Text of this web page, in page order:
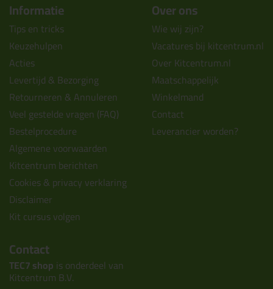
Informatie
Tips en tricks
Keuzehulpen
Acties
Levertijd & Bezorging
Retourneren & Annuleren
Veel gestelde vragen (FAQ)
Bestelprocedure
Algemene voorwaarden
Kitcentrum berichten
Cookies & privacy verklaring
Disclaimer
Kit cursus volgen
Over ons
Wie wij zijn?
Vacatures bij kitcentrum.nl
Over Kitcentrum.nl
Maatschappelijk
Winkelmand
Contact
Leverancier worden?
Contact
TEC7 shop is onderdeel van
Kitcentrum B.V.